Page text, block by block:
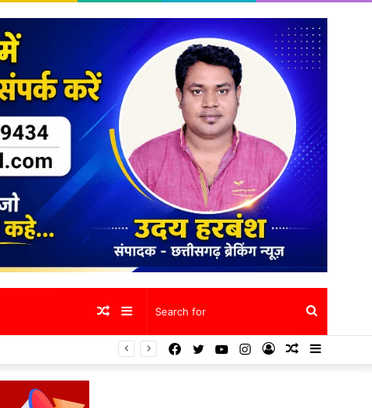
Search
for
Sidebar
Random
Article
Sidebar
Random
Log
Instagram
YouTube
Twitter
Facebook